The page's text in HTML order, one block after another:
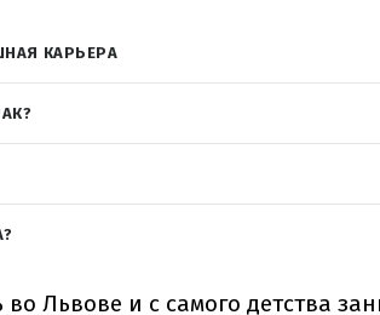
КАРЬЕРА
Львове и с самого детства